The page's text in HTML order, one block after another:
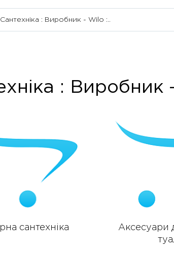
Сантехніка : Виробник - Wilo :..
:
сантехніка
Аксесуари